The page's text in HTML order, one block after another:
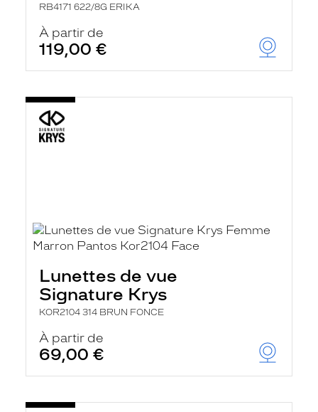
RB4171 622/8G ERIKA
À partir de
119,00 €
Lunettes de vue
Signature Krys
KOR2104 314 BRUN FONCE
À partir de
69,00 €